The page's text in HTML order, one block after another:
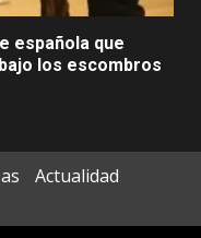
española que
los escombros
Actualidad